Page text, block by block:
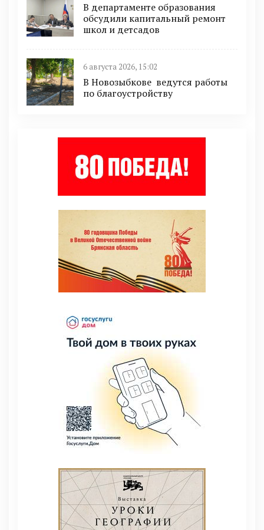
В департаменте образования
обсудили капитальный ремонт
школ и детсадов
6 августа 2026, 15:02
В Новозыбкове ведутся работы
по благоустройству